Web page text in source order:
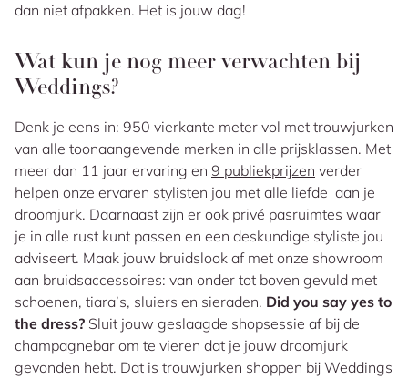
dan niet afpakken. Het is jouw dag!
Wat kun je nog meer verwachten bij
Weddings?
Denk je eens in: 950 vierkante meter vol met trouwjurken
van alle toonaangevende merken in alle prijsklassen. Met
meer dan 11 jaar ervaring en 9 publiekprijzen verder
helpen onze ervaren stylisten jou met alle liefde aan je
droomjurk. Daarnaast zijn er ook privé pasruimtes waar
je in alle rust kunt passen en een deskundige styliste jou
adviseert. Maak jouw bruidslook af met onze showroom
aan bruidsaccessoires: van onder tot boven gevuld met
schoenen, tiara’s, sluiers en sieraden. Did you say yes to
the dress? Sluit jouw geslaagde shopsessie af bij de
champagnebar om te vieren dat je jouw droomjurk
gevonden hebt. Dat is trouwjurken shoppen bij Weddings